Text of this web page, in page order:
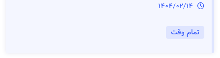
تمام وقت